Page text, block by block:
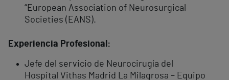
“European Association of Neurosurgical
Societies (EANS).
Experiencia Profesional:
Jefe del servicio de Neurocirugía del
Hospital Vithas Madrid La Milagrosa – Equipo